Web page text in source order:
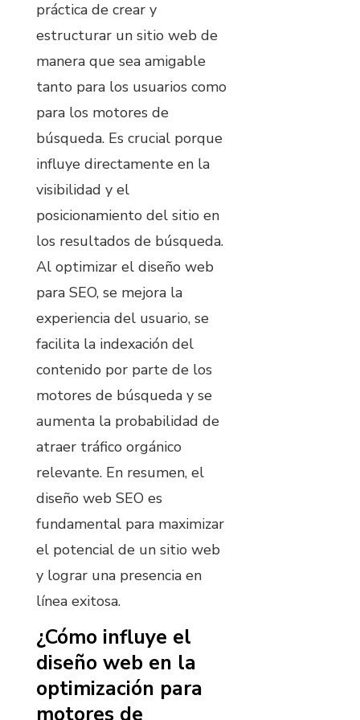
práctica de crear y
estructurar un sitio web de
manera que sea amigable
tanto para los usuarios como
para los motores de
búsqueda. Es crucial porque
influye directamente en la
visibilidad y el
posicionamiento del sitio en
los resultados de búsqueda.
Al optimizar el diseño web
para SEO, se mejora la
experiencia del usuario, se
facilita la indexación del
contenido por parte de los
motores de búsqueda y se
aumenta la probabilidad de
atraer tráfico orgánico
relevante. En resumen, el
diseño web SEO es
fundamental para maximizar
el potencial de un sitio web
y lograr una presencia en
línea exitosa.
¿Cómo influye el
diseño web en la
optimización para
motores de